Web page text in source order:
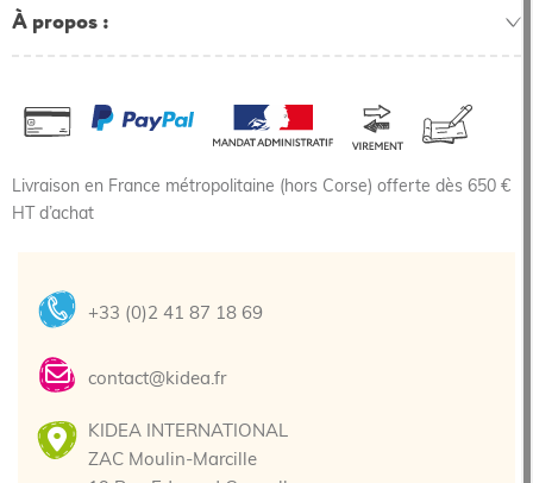
À propos
Livraison en France métropolitaine (hors Corse) offerte dès 650 €
HT d’achat
+33 (0)2 41 87 18 69
contact@kidea.fr
KIDEA INTERNATIONAL
ZAC Moulin-Marcille